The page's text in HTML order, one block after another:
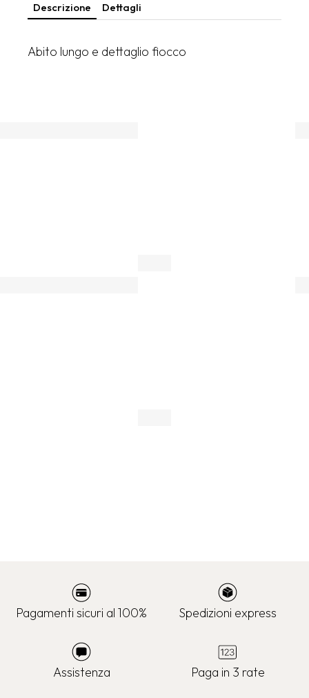
Descrizione Dettagli
Abito lungo e dettaglio fiocco
Pagamenti sicuri al 100% Spedizioni express
Assistenza Paga in 3 rate